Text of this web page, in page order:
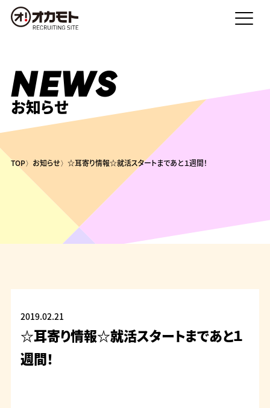
NEWS
お知らせ
TOP お知らせ ☆耳寄り情報☆就活スタートまであと１週間！
2019.02.21
☆耳寄り情報☆就活スタートまであと１
週間！